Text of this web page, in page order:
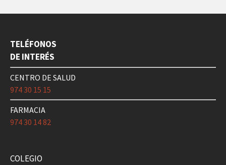
TELÉFONOS
DE INTERÉS
CENTRO DE SALUD
974 30 15 15
FARMACIA
974 30 14 82
COLEGIO